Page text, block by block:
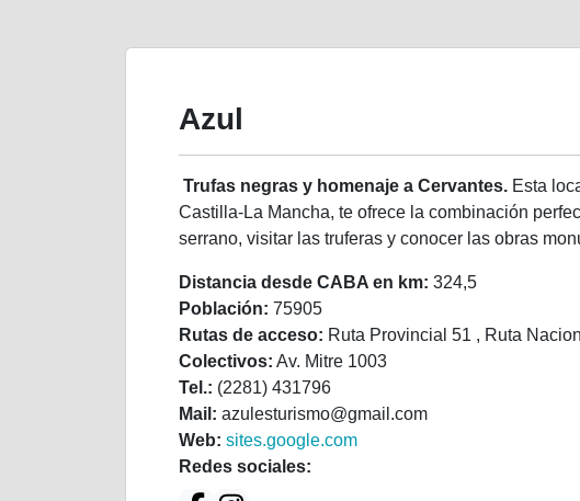
Azul
Trufas negras y homenaje a Cervantes. Esta
Castilla-La Mancha, te ofrece la combinación
serrano, visitar las truferas y conocer las obras
Distancia desde CABA en km: 324,5
Población: 75905
Rutas de acceso: Ruta Provincial 51 , Ruta
Colectivos: Av. Mitre 1003
Tel.: (2281) 431796
Mail: azulesturismo@gmail.com
Web: sites.google.com
Redes sociales: